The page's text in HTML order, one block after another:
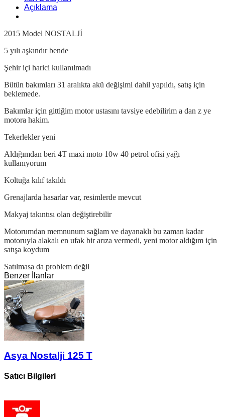
Açıklama
2015 Model NOSTALJİ
5 yılı aşkındır bende
Şehir içi harici kullanılmadı
Bütün bakımları 31 aralıkta akü değişimi dahil yapıldı, satış için
beklemede.
Bakımlar için gittiğim motor ustasını tavsiye edebilirim a dan z ye
motora hakim.
Tekerlekler yeni
Aldığımdan beri 4T maxi moto 10w 40 petrol ofisi yağı
kullanıyorum
Koltuğa kılıf takıldı
Grenajlarda hasarlar var, resimlerde mevcut
Makyaj takıntısı olan değiştirebilir
Motorumdan memnunum sağlam ve dayanaklı bu zaman kadar
motoruyla alakalı en ufak bir arıza vermedi, yeni motor aldığım için
satışa koydum
Satılmasa da problem değil
Benzer İlanlar
Asya Nostalji 125 T
Satıcı Bilgileri